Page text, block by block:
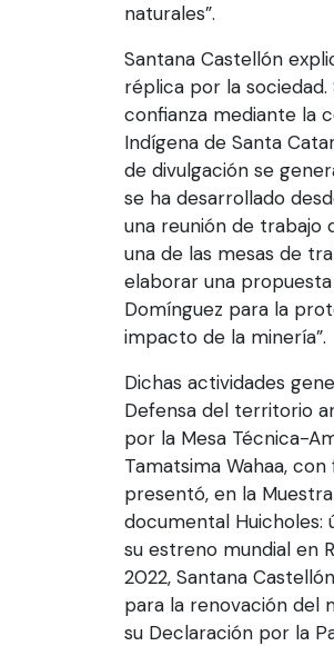
naturales”.
Santana Castellón
réplica por la
confianza mediante la
Indígena de Santa
de divulgación se
se ha desarrollado
una reunión de trabajo
una de las mesas de
elaborar una
Domínguez para la
impacto de la minería”.
Dichas actividades
Defensa del territorio
por la Mesa Técnica-
Tamatsima Wahaa,
presentó, en la
documental
su estreno mundial en
2022, Santana
para la renovación del
su Declaración por la